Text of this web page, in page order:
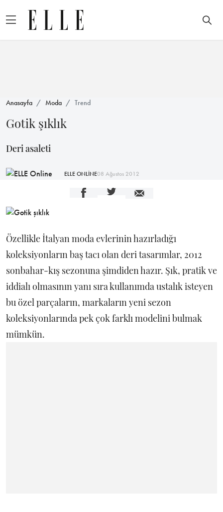
Anasayfa Moda Trend
Gotik şıklık
Deri asaleti
ELLE ONLİNE08 Ağustos 2012
Özellikle İtalyan moda evlerinin hazırladığı
koleksiyonların baş tacı olan deri tasarımlar, 2012
sonbahar-kış sezonuna şimdiden hazır. Şık, pratik ve
iddialı olmasının yanı sıra kullanımda ustalık isteyen
bu özel parçaların, markaların yeni sezon
koleksiyonlarında pek çok farklı modelini bulmak
mümkün.